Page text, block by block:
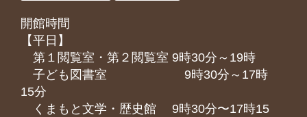
開館時間
【平日】
第１閲覧室・第２閲覧室 9時30分～19時
子ども図書室 9時30分～17時
15分
くまもと⽂学・歴史館 9時30分〜17時15